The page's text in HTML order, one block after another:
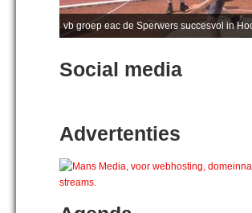
vb groep eac de Sperwers succesvol in
Social media
Advertenties